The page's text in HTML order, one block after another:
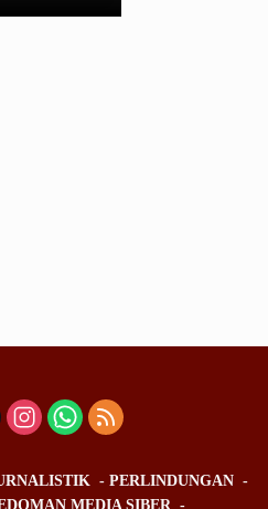
PERLINDUNGAN
MEDIA SIBER